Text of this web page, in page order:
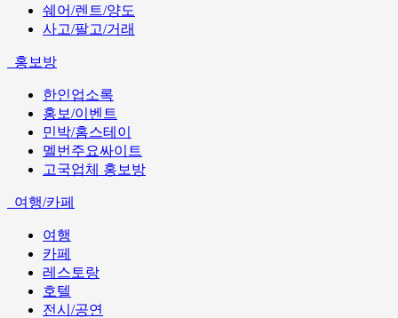
쉐어/렌트/양도
사고/팔고/거래
홍보방
한인업소록
홍보/이벤트
민박/홈스테이
멜번주요싸이트
고국업체 홍보방
여행/카페
여행
카페
레스토랑
호텔
전시/공연